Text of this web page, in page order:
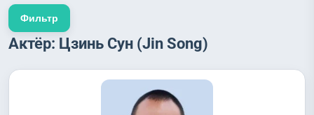
Актёр: Цзинь Сун (Jin Song)
Фильтр